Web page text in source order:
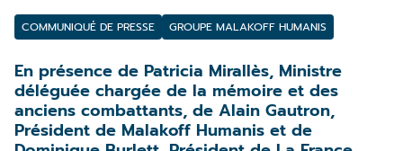
COMMUNIQUÉ DE PRESSE GROUPE MALAKOFF HUMANIS
En présence de Patricia Mirallès, Ministre
déléguée chargée de la mémoire et des
anciens combattants, de Alain Gautron,
Président de Malakoff Humanis et de